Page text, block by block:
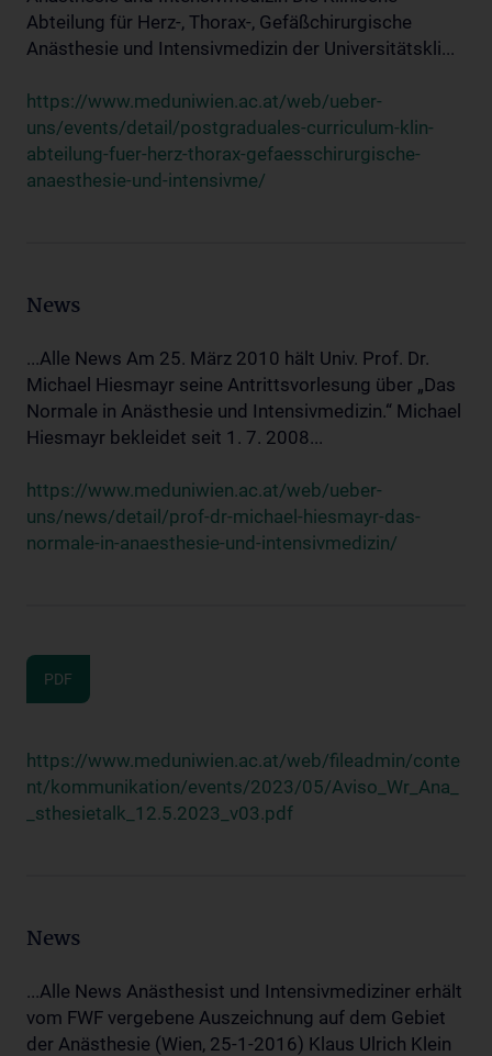
Abteilung für Herz-, Thorax-, Gefäßchirurgische
Anästhesie und Intensivmedizin der Universitätskli...
https://www.meduniwien.ac.at/web/ueber-
uns/events/detail/postgraduales-curriculum-klin-
abteilung-fuer-herz-thorax-gefaesschirurgische-
anaesthesie-und-intensivme/
News
...Alle News Am 25. März 2010 hält Univ. Prof. Dr.
Michael Hiesmayr seine Antrittsvorlesung über „Das
Normale in Anästhesie und Intensivmedizin.“ Michael
Hiesmayr bekleidet seit 1. 7. 2008...
https://www.meduniwien.ac.at/web/ueber-
uns/news/detail/prof-dr-michael-hiesmayr-das-
normale-in-anaesthesie-und-intensivmedizin/
PDF
https://www.meduniwien.ac.at/web/fileadmin/conte
nt/kommunikation/events/2023/05/Aviso_Wr_Ana_
_sthesietalk_12.5.2023_v03.pdf
News
...Alle News Anästhesist und Intensivmediziner erhält
vom FWF vergebene Auszeichnung auf dem Gebiet
der Anästhesie (Wien, 25-1-2016) Klaus Ulrich Klein